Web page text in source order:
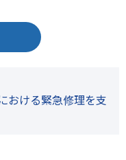
おける緊急修理を支